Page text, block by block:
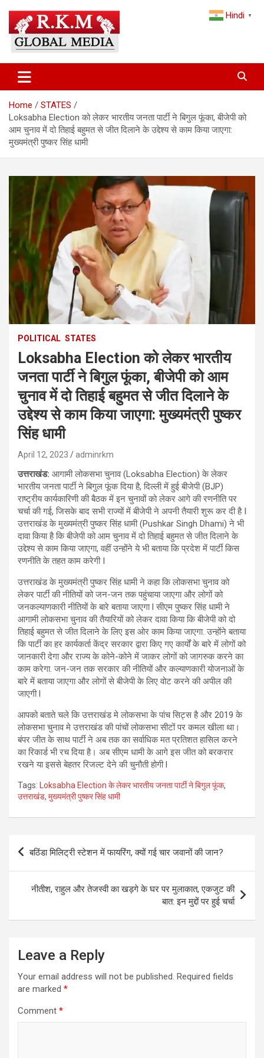
content
Latest Hindi News & Breaking
News – RKM Global Media
and the World
Home
STATES
Loksabha Election को लेकर भारतीय जनता पार्टी ने बिगुल फूंका, बीजेपी को
आम चुनाव में दो तिहाई बहुमत से जीत दिलाने के उद्देश्य से काम किया जाएगा:
मुख्यमंत्री पुष्कर सिंह धामी
POLITICAL STATES
Loksabha Election को लेकर भारतीय
जनता पार्टी ने बिगुल फूंका, बीजेपी को आम
चुनाव में दो तिहाई बहुमत से जीत दिलाने के
उद्देश्य से काम किया जाएगा: मुख्यमंत्री पुष्कर
सिंह धामी
April 12, 2023 adminrkm
उत्तराखंड: आगामी लोकसभा चुनाव (Loksabha Election) के लेकर
भारतीय जनता पार्टी ने बिगुल फूंक दिया है, दिल्ली में हुई बीजेपी (BJP)
राष्ट्रीय कार्यकारिणी की बैठक में इन चुनावों को लेकर आगे की रणनीति पर
चर्चा की गई, जिसके बाद सभी राज्यों में बीजेपी ने अपनी तैयारी शुरू कर दी है I
उत्तराखंड के मुख्यमंत्री पुष्कर सिंह धामी (Pushkar Singh Dhami) ने भी
दावा किया है कि बीजेपी को आम चुनाव में दो तिहाई बहुमत से जीत दिलाने के
उद्देश्य से काम किया जाएगा, वहीं उन्होंने ये भी बताया कि प्रदेश में पार्टी किस
रणनीति के तहत काम करेगी I
उत्तराखंड के मुख्यमंत्री पुष्कर सिंह धामी ने कहा कि लोकसभा चुनाव को
लेकर पार्टी की नीतियों को जन-जन तक पहुंचाया जाएगा और लोगों को
जनकल्याणकारी नीतियों के बारे बताया जाएगा l सीएम पुष्कर सिंह धामी ने
आगामी लोकसभा चुनाव की तैयारियों को लेकर दावा किया कि बीजेपी को दो
तिहाई बहुमत से जीत दिलाने के लिए इस ओर काम किया जाएगा. उन्होंने बताया
कि पार्टी का हर कार्यकर्ता केंद्र सरकार द्वारा किए गए कार्यों के बारे में लोगों को
जानकारी देगा और राज्य के कोने-कोने में जाकर लोगों को जागरुक करने का
काम करेगा. जन-जन तक सरकार की नीतियों और कल्याणकारी योजनाओं के
बारे में बताया जाएगा और लोगों से बीजेपी के लिए वोट करने की अपील की
जाएगी l
आपको बताते चले कि उत्तराखंड मे लोकसभा के पांच सिट्स है और 2019 के
लोकसभा चुनाव मे उत्तराखंड की पांचों लोकसभा सीटों पर कमल खीला था।
बंपर जीत के साथ पार्टी ने अब तक का सर्वाधिक मत प्रतिशत हासिल करने
का रिकार्ड भी रच दिया है। अब सीएम धामी के आगे इस जीत को बरकरार
रखने या इससे बेहतर रिजल्ट देने की चुनौती होगी l
Tags: Loksabha Election के लेकर भारतीय जनता पार्टी ने बिगुल फूंक,
उत्तराखंड, मुख्यमंत्री पुष्कर सिंह धामी
Post
navigation
बठिंडा मिलिट्री स्टेशन में फायरिंग, क्यों गई चार जवानों की जान?
नीतीश, राहुल और तेजस्वी का खड़गे के घर पर मुलाकात, एकजुट की
बात: इन मुद्दों पर हुई चर्चा
Leave a Reply
Your email address will not be published. Required fields
are marked *
Comment *
Hindi ▼